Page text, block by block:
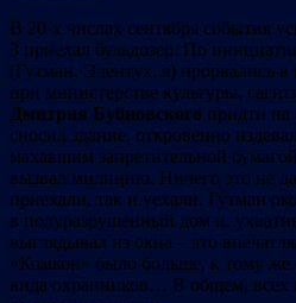
В 20-х числах сентября события
3 приехал бульдозер. По
(Гутман, Элентух, я) прорвались в
при министерстве культуры,
Дмитрия Бубновского придти
сносил здание, откровенно
махавшим запретительной
вызвал милицию. Ничего это не
приехали, так и уехали. Гутман
в полуразрушенный дом и,
выглядывал из окна – это
«Комкон» было больше, к тому же
вида охранников… В общем, всех